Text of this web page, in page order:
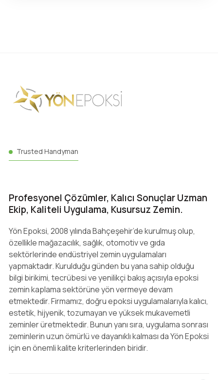
Trusted Handyman
Profesyonel Çözümler, Kalıcı Sonuçlar Uzman
Ekip, Kaliteli Uygulama, Kusursuz Zemin.
Yön Epoksi, 2008 yılında Bahçeşehir’de kurulmuş olup,
özellikle mağazacılık, sağlık, otomotiv ve gıda
sektörlerinde endüstriyel zemin uygulamaları
yapmaktadır. Kurulduğu günden bu yana sahip olduğu
bilgi birikimi, tecrübesi ve yenilikçi bakış açısıyla epoksi
zemin kaplama sektörüne yön vermeye devam
etmektedir. Firmamız, doğru epoksi uygulamalarıyla kalıcı,
estetik, hijyenik, tozumayan ve yüksek mukavemetli
zeminler üretmektedir. Bunun yanı sıra, uygulama sonrası
zeminlerin uzun ömürlü ve dayanıklı kalması da Yön Epoksi
için en önemli kalite kriterlerinden biridir.